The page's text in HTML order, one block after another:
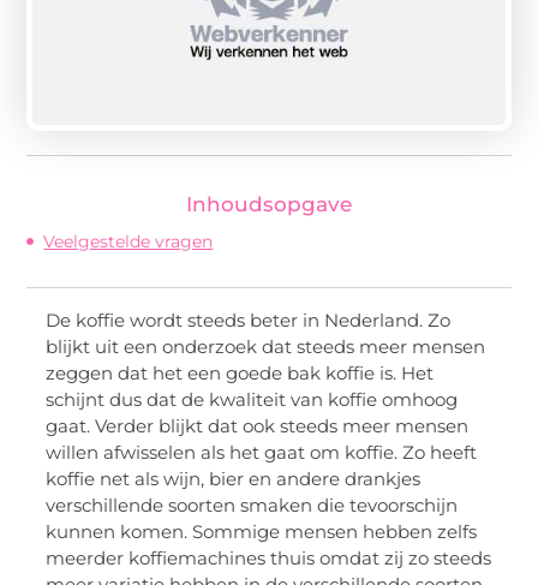
Inhoudsopgave
Veelgestelde vragen
De koffie wordt steeds beter in Nederland. Zo
blijkt uit een onderzoek dat steeds meer mensen
zeggen dat het een goede bak koffie is. Het
schijnt dus dat de kwaliteit van koffie omhoog
gaat. Verder blijkt dat ook steeds meer mensen
willen afwisselen als het gaat om koffie. Zo heeft
koffie net als wijn, bier en andere drankjes
verschillende soorten smaken die tevoorschijn
kunnen komen. Sommige mensen hebben zelfs
meerder koffiemachines thuis omdat zij zo steeds